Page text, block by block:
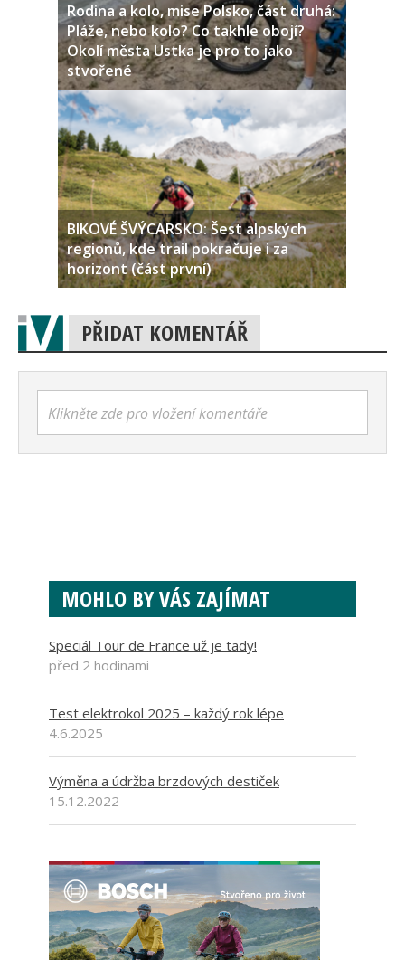
Rodina a kolo, mise Polsko, část druhá:
Pláže, nebo kolo? Co takhle obojí?
Okolí města Ustka je pro to jako
stvořené
BIKOVÉ ŠVÝCARSKO: Šest alpských
regionů, kde trail pokračuje i za
horizont (část první)
PŘIDAT KOMENTÁŘ
Klikněte zde pro vložení komentáře
MOHLO BY VÁS ZAJÍMAT
Speciál Tour de France už je tady!
před 2 hodinami
Test elektrokol 2025 – každý rok lépe
4.6.2025
Výměna a údržba brzdových destiček
15.12.2022